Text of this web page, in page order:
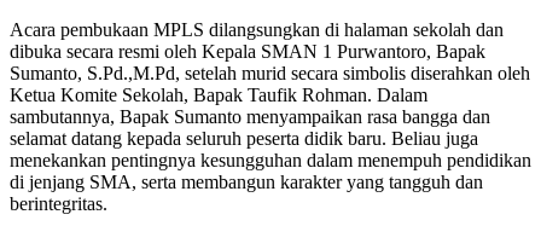
Acara pembukaan MPLS dilangsungkan di halaman sekolah dan
dibuka secara resmi oleh Kepala SMAN 1 Purwantoro, Bapak
Sumanto, S.Pd.,M.Pd, setelah murid secara simbolis diserahkan oleh
Ketua Komite Sekolah, Bapak Taufik Rohman. Dalam
sambutannya, Bapak Sumanto menyampaikan rasa bangga dan
selamat datang kepada seluruh peserta didik baru. Beliau juga
menekankan pentingnya kesungguhan dalam menempuh pendidikan
di jenjang SMA, serta membangun karakter yang tangguh dan
berintegritas.